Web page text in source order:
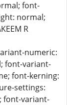
font-
normal;
R
numeric:
font-variant-
font-kerning:
settings:
font-variant-